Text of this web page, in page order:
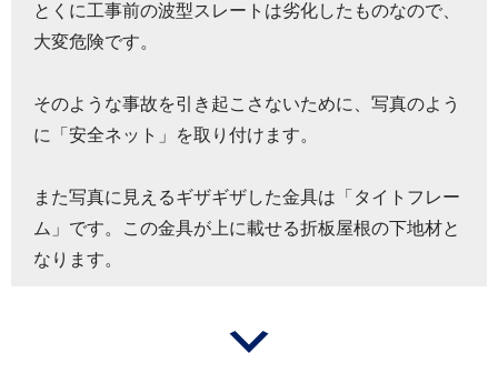
とくに工事前の波型スレートは劣化したものなので、
大変危険です。
そのような事故を引き起こさないために、写真のよう
に「安全ネット」を取り付けます。
また写真に見えるギザギザした金具は「タイトフレー
ム」です。この金具が上に載せる折板屋根の下地材と
なります。